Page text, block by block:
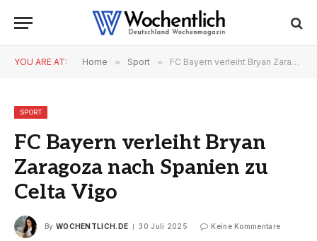
YOU ARE AT: Home » Sport » FC Bayern verleiht Bryan Zaragoza nach Spanien zu Celta Vigo
SPORT
FC Bayern verleiht Bryan
Zaragoza nach Spanien zu
Celta Vigo
By WOCHENTLICH.DE 30 Juli 2025 Keine Kommentare